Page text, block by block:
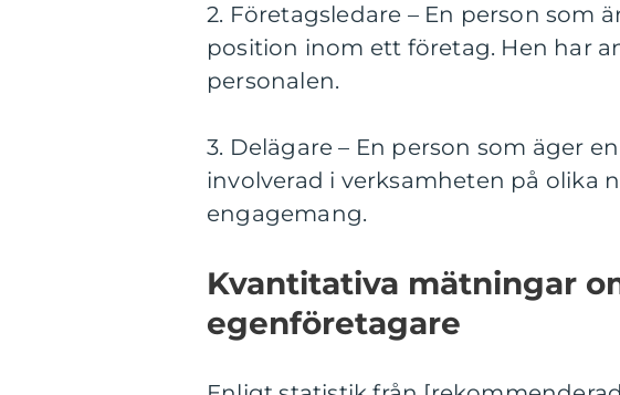
2. Företagsledare – En person som
position inom ett företag. Hen har
personalen.
3. Delägare – En person som äger
involverad i verksamheten på olika
engagemang.
Kvantitativa mätningar
egenföretagare